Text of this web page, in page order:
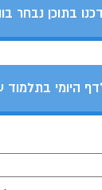
בתוכן נבחר
היומי